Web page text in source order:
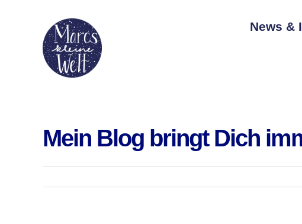
springen
News &
Mein Blog bringt Dich